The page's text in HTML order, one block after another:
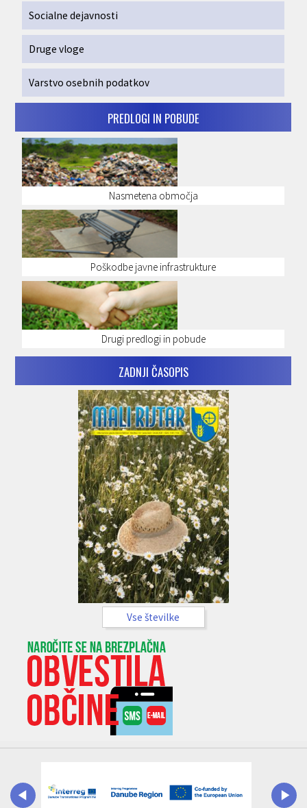
Socialne dejavnosti
Druge vloge
Varstvo osebnih podatkov
PREDLOGI IN POBUDE
Nasmetena območja
Poškodbe javne infrastrukture
Drugi predlogi in pobude
ZADNJI ČASOPIS
Vse številke